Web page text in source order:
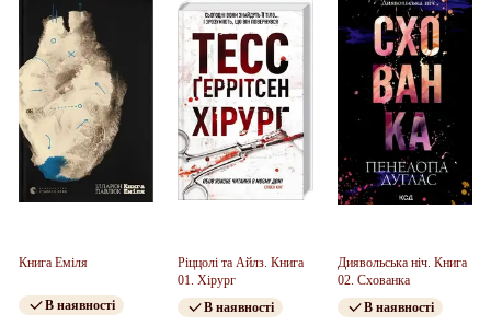
Книга Еміля
В наявності
Ріццолі та Айлз. Книга
01. Хірург
В наявності
Диявольська ніч. Книга
02. Схованка
В наявності